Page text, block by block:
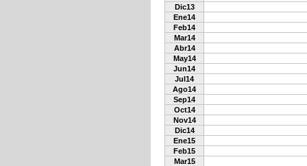
Dic13
Ene14
Feb14
Mar14
Abr14
May14
Jun14
Jul14
Ago14
Sep14
Oct14
Nov14
Dic14
Ene15
Feb15
Mar15